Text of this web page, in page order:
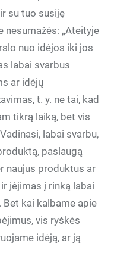
su tuo susiję
„Ateityje
nuo idėjos iki jos
labai svarbus
ar idėjų
t. y. ne tai, kad
tikrą laiką, bet vis
labai svarbu,
paslaugą
naujus produktus ar
įėjimas į rinką labai
kai kalbame apie
vis ryškės
idėją, ar ją